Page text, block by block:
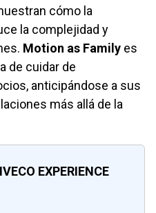
cómo la
la complejidad y
Motion as Family es
de cuidar de
anticipándose a sus
más allá de la
EXPERIENCE